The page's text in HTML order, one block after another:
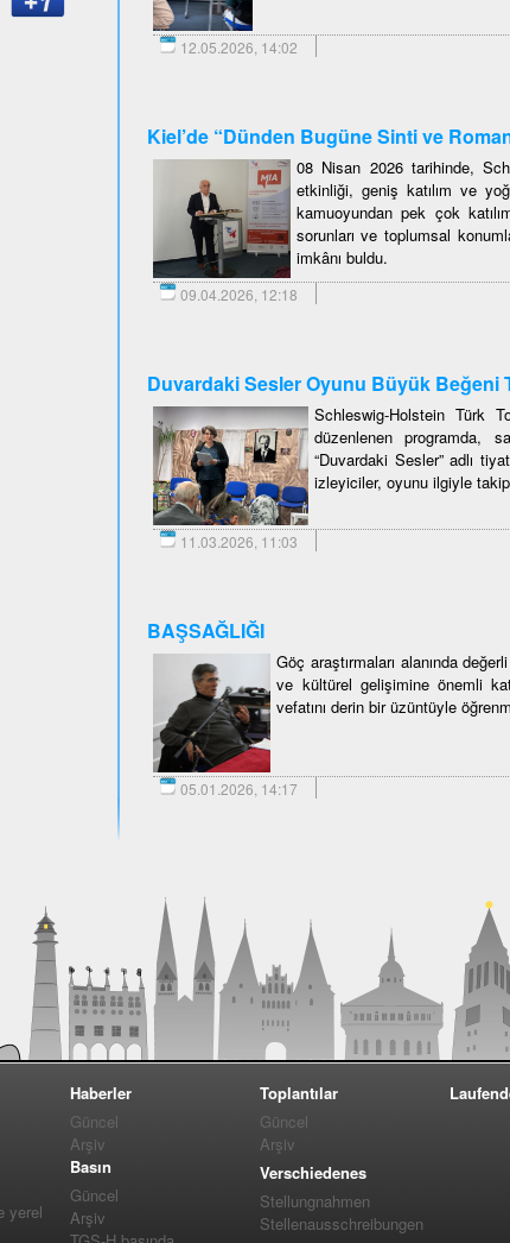
12.05.2026, 14:02
Kiel’de “Dünden Bugüne Sinti ve
08 Nisan 2026 tarihinde,
etkinliği, geniş katılım ve
kamuoyundan pek çok
sorunları ve toplumsal
imkânı buldu.
09.04.2026, 12:18
Duvardaki Sesler Oyunu Büyük Beğeni
Schleswig-Holstein Türk
düzenlenen programda,
“Duvardaki Sesler” adlı
izleyiciler, oyunu ilgiyle
11.03.2026, 11:03
BAŞSAĞLIĞI
Göç araştırmaları alanında
ve kültürel gelişimine önemli
vefatını derin bir üzüntüyle
05.01.2026, 14:17
yerel
Haberler
Güncel
Arşiv
Basın
Güncel
Arşiv
Toplantılar
Güncel
Arşiv
Verschiedenes
Stellungnahmen
Stellenausschreibungen